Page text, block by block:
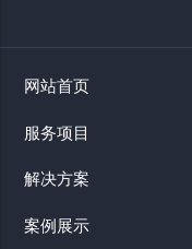
网站首页
服务项目
解决方案
案例展示